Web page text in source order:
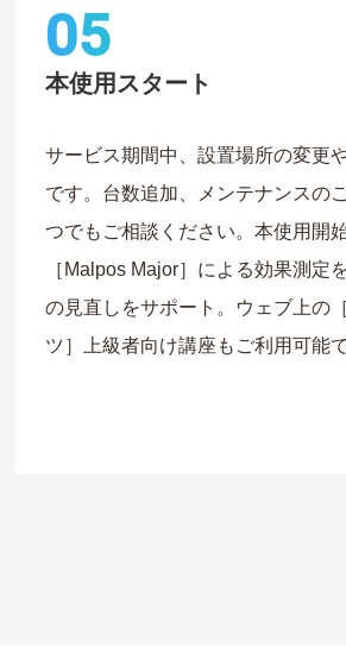
05
本使用スタート
サービス期間中、設置場所の変更
です。台数追加、メンテナンスの
つでもご相談ください。本使用開
［Malpos Major］による効果測定
の見直しをサポート。ウェブ上の
ツ］上級者向け講座もご利用可能で